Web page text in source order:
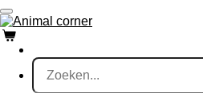
Ga
direct
naar
de
hoofdinhoud